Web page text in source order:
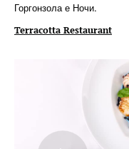
Горгонзола е Ночи.
Terracotta Restaurant